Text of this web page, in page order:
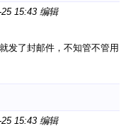
15:43 编辑
发了封邮件，不知管不管用
15:43 编辑